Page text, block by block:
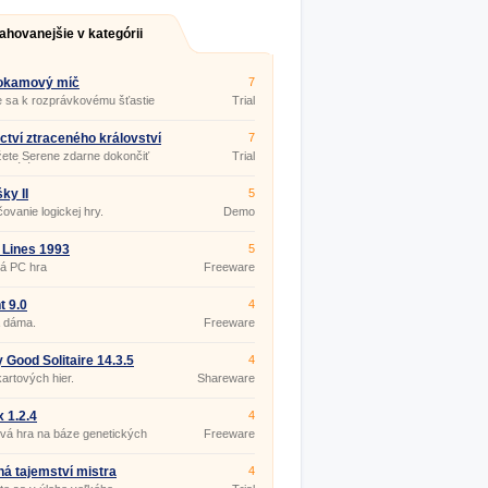
v kategórii
míč
sa k rozprávkovému šťastie
hre.
7
Trial
ztraceného království
Serene zdarne dokončiť
úlohu?
7
Trial
II
logickej hry.
5
Demo
1993
PC hra
5
Freeware
9.0
4
Freeware
Good Solitaire 14.3.5
hier.
4
Shareware
1.2.4
hra na báze genetických
4
Freeware
tajemství mistra
4